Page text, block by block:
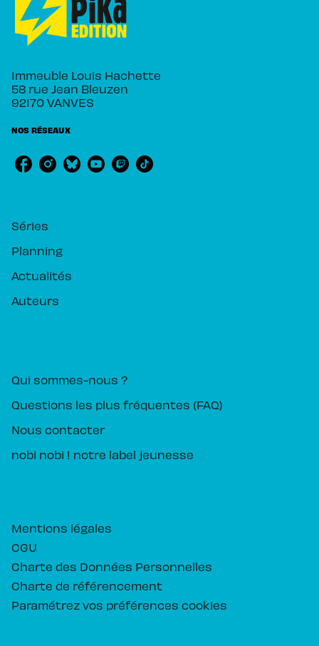
Immeuble Louis Hachette
58 rue Jean Bleuzen
92170 VANVES
NOS RÉSEAUX
Séries
Planning
Actualités
Auteurs
Qui sommes-nous ?
Questions les plus fréquentes (FAQ)
Nous contacter
nobi nobi ! notre label jeunesse
Mentions légales
CGU
Charte des Données Personnelles
Charte de référencement
Paramétrez vos préférences cookies